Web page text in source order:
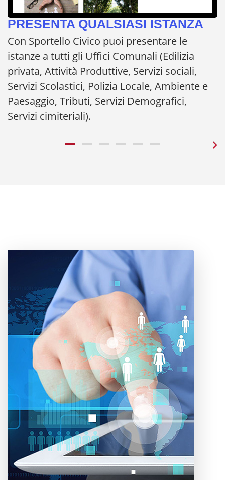
PRESENTA QUALSIASI ISTANZA
Con Sportello Civico puoi presentare le
istanze a tutti gli Uffici Comunali (Edilizia
privata, Attività Produttive, Servizi sociali,
Servizi Scolastici, Polizia Locale, Ambiente e
Paesaggio, Tributi, Servizi Demografici,
Servizi cimiteriali).